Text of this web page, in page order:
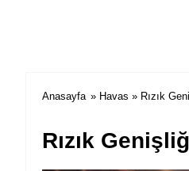
Anasayfa » Havas » Rızık
Rızık